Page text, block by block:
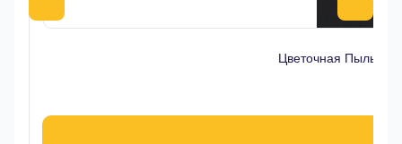
Цветочная Пыльца